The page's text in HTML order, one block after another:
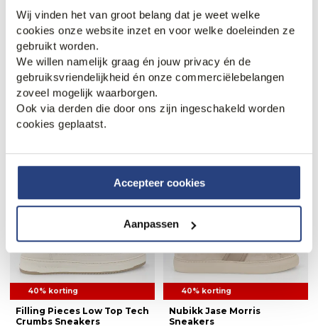
Wij vinden het van groot belang dat je weet welke
cookies onze website inzet en voor welke doeleinden ze
gebruikt worden.
We willen namelijk graag én jouw privacy én de
gebruiksvriendelijkheid én onze commerciëlebelangen
zoveel mogelijk waarborgen.
Ook via derden die door ons zijn ingeschakeld worden
cookies geplaatst.
Accepteer cookies
Aanpassen
70% korting
Giorgio Loafers
199,95
59,95
40% korting
Recall Geklede schoenen
40% korting
Filling Pieces Low Top Tech
Crumbs Sneakers
40% korting
Nubikk Jase Morris
Sneakers